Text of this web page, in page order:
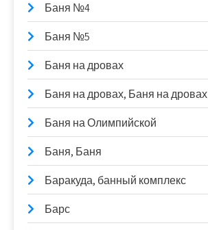
Баня №4
Баня №5
Баня на дровах
Баня на дровах, Баня на дровах
Баня на Олимпийской
Баня, Баня
Баракуда, банный комплекс
Барс